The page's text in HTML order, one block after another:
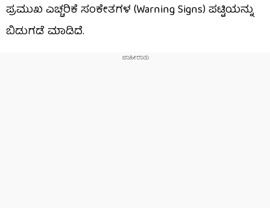
ಪ್ರಮುಖ ಎಚ್ಚರಿಕೆ ಸಂಕೇತಗಳ (Warning Signs) ಪಟ್ಟಿಯನ್ನು
ಬಿಡುಗಡೆ ಮಾಡಿದೆ.